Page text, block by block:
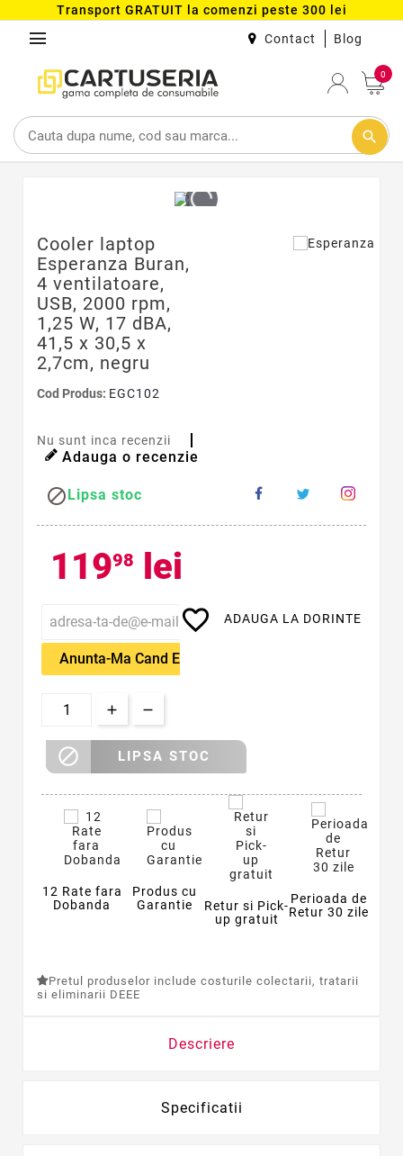
Transport GRATUIT la comenzi peste 300 lei
menu Contact Blog
0
search
Cooler laptop
Esperanza Buran,
4 ventilatoare,
USB, 2000 rpm,
1,25 W, 17 dBA,
41,5 x 30,5 x
2,7cm, negru
Cod Produs: EGC102
Nu sunt inca recenzii
Adauga o recenzie
Lipsa stoc
11998 lei
Anunta-Ma Cand Este Disponibil
favorite_border ADAUGA LA DORINTE
 LIPSA STOC
12 Rate fara
Dobanda
Produs cu
Garantie
Retur si Pick-
up gratuit
Perioada de
Retur 30 zile
Pretul produselor include costurile colectarii, tratarii
si eliminarii DEEE
Descriere
Specificatii